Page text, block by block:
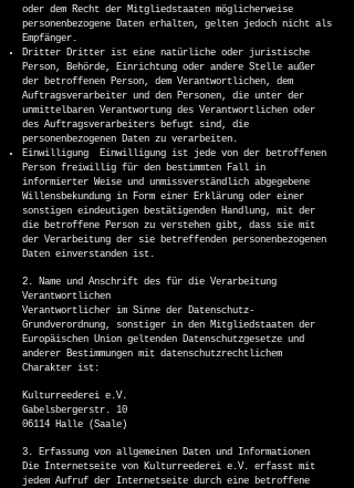
oder dem Recht der Mitgliedstaaten möglicherweise
personenbezogene Daten erhalten, gelten jedoch nicht als
Empfänger.
Dritter Dritter ist eine natürliche oder juristische
Person, Behörde, Einrichtung oder andere Stelle außer
der betroffenen Person, dem Verantwortlichen, dem
Auftragsverarbeiter und den Personen, die unter der
unmittelbaren Verantwortung des Verantwortlichen oder
des Auftragsverarbeiters befugt sind, die
personenbezogenen Daten zu verarbeiten.
Einwilligung Einwilligung ist jede von der betroffenen
Person freiwillig für den bestimmten Fall in
informierter Weise und unmissverständlich abgegebene
Willensbekundung in Form einer Erklärung oder einer
sonstigen eindeutigen bestätigenden Handlung, mit der
die betroffene Person zu verstehen gibt, dass sie mit
der Verarbeitung der sie betreffenden personenbezogenen
Daten einverstanden ist.
2. Name und Anschrift des für die Verarbeitung
Verantwortlichen
Verantwortlicher im Sinne der Datenschutz-
Grundverordnung, sonstiger in den Mitgliedstaaten der
Europäischen Union geltenden Datenschutzgesetze und
anderer Bestimmungen mit datenschutzrechtlichem
Charakter ist:
Kulturreederei e.V.
Gabelsbergerstr. 10
06114 Halle (Saale)
3. Erfassung von allgemeinen Daten und Informationen
Die Internetseite von Kulturreederei e.V. erfasst mit
jedem Aufruf der Internetseite durch eine betroffene